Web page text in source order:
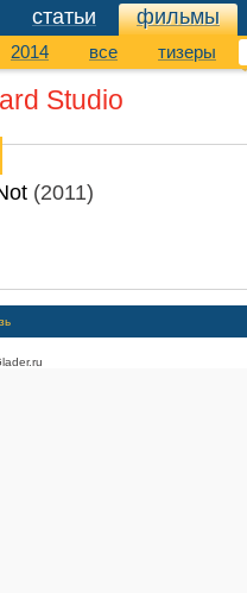
статьи фильмы
фильмы
2014 все тизеры
Studio
(2011)